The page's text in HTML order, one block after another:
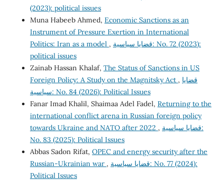
(2023): political issues
Muna Habeeb Ahmed, Economic Sanctions as an
Instrument of Pressure Exertion in International
Politics: Iran as a model , قضايا سياسية: No. 72 (2023):
political issues
Zainab Hassan Khalaf, The Status of Sanctions in US
Foreign Policy: A Study on the Magnitsky Act , قضايا
سياسية: No. 84 (2026): Political Issues
Fanar Imad Khalil, Shaimaa Adel Fadel, Returning to the
international conflict arena in Russian foreign policy
towards Ukraine and NATO after 2022 , قضايا سياسية:
No. 83 (2025): Political Issues
Abbas Sadon Rifat, OPEC and energy security after the
Russian-Ukrainian war , قضايا سياسية: No. 77 (2024):
Political Issues